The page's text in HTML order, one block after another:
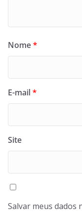
Nome*
E-mail*
Site
Salvar meus dados